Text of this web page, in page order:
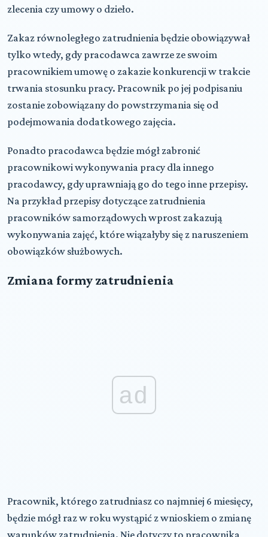
zlecenia czy umowy o dzieło.
Zakaz równoległego zatrudnienia będzie obowiązywał
tylko wtedy, gdy pracodawca zawrze ze swoim
pracownikiemumowę o zakazie konkurencji w trakcie
trwania stosunku pracy. Pracownik po jej podpisaniu
zostanie zobowiązany do powstrzymania się od
podejmowania dodatkowego zajęcia.
Ponadto pracodawca będzie mógł zabronić
pracownikowi wykonywania pracy dla innego
pracodawcy, gdy uprawniają go do tego inne przepisy.
Na przykład przepisy dotyczące zatrudnienia
pracowników samorządowych wprost zakazują
wykonywania zajęć, które wiązałyby się z naruszeniem
obowiązków służbowych.
Zmiana formy zatrudnienia
ad
Pracownik, którego zatrudniasz co najmniej 6 miesięcy,
będzie mógł raz w roku wystąpić z wnioskiem o zmianę
warunków zatrudnienia. Nie dotyczy to pracownika